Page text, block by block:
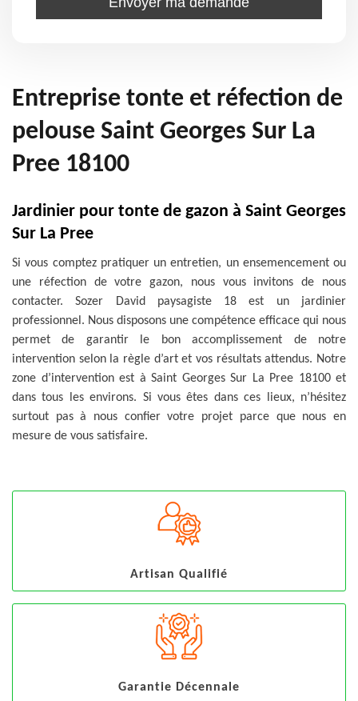
Entreprise tonte et réfection de
pelouse Saint Georges Sur La
Pree 18100
Jardinier pour tonte de gazon à Saint Georges
Sur La Pree
Si vous comptez pratiquer un entretien, un ensemencement ou
une réfection de votre gazon, nous vous invitons de nous
contacter. Sozer David paysagiste 18 est un jardinier
professionnel. Nous disposons une compétence efficace qui nous
permet de garantir le bon accomplissement de notre
intervention selon la règle d’art et vos résultats attendus. Notre
zone d’intervention est à Saint Georges Sur La Pree 18100 et
dans tous les environs. Si vous êtes dans ces lieux, n’hésitez
surtout pas à nous confier votre projet parce que nous en
mesure de vous satisfaire.
Artisan Qualifié
Garantie Décennale